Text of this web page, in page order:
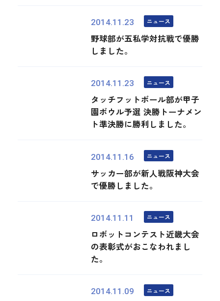
2014.11.23 ニュース
野球部が五私学対抗戦で優勝
しました。
2014.11.23 ニュース
タッチフットボール部が甲子
園ボウル予選 決勝トーナメン
ト準決勝に勝利しました。
2014.11.16 ニュース
サッカー部が新人戦阪神大会
で優勝しました。
2014.11.11 ニュース
ロボットコンテスト近畿大会
の表彰式がおこなわれまし
た。
2014.11.09 ニュース